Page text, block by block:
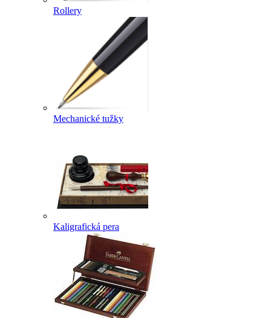
Rollery
Mechanické tužky
Kaligrafická pera